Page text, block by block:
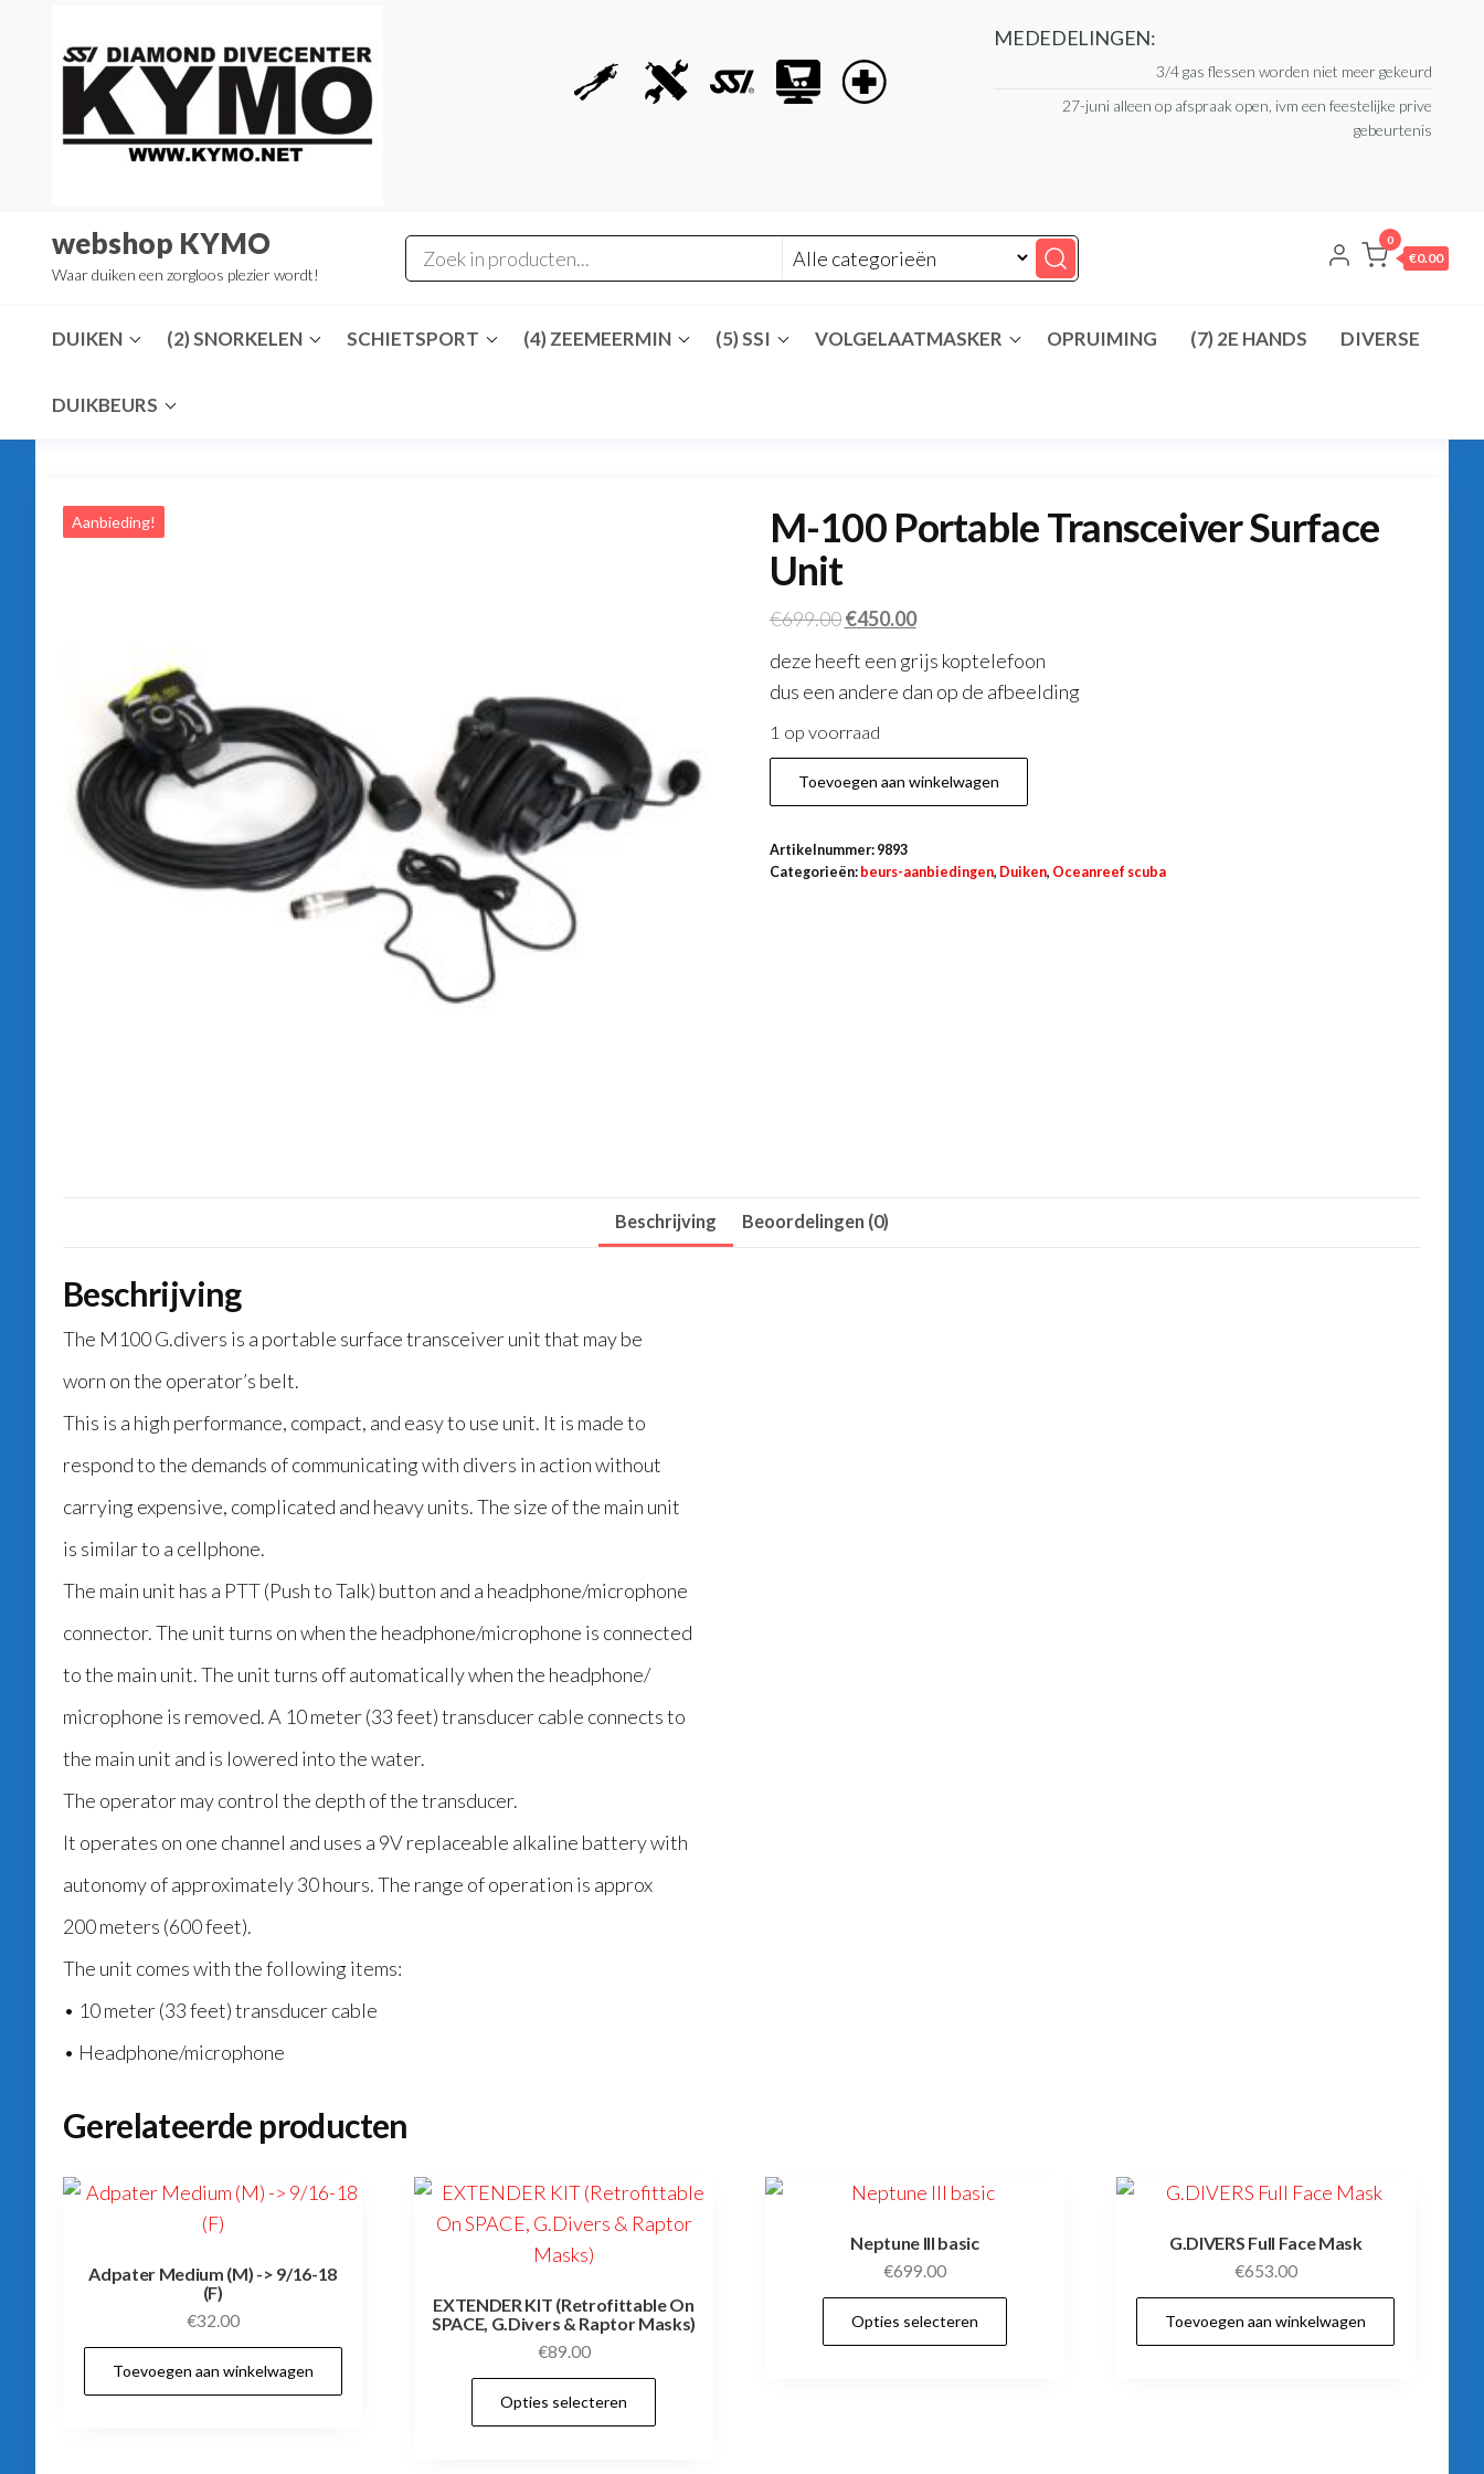
MEDEDELINGEN:
3/4 gas flessen worden niet meer gekeurd
27-juni alleen op afspraak open, ivm een feestelijke prive
gebeurtenis
webshop KYMO
Waar duiken een zorgloos plezier wordt!
0
€0.00
DUIKEN (2) SNORKELEN SCHIETSPORT (4) ZEEMEERMIN (5) SSI VOLGELAATMASKER OPRUIMING (7) 2E HANDS DIVERSE
DUIKBEURS
Aanbieding!
M-100 Portable Transceiver Surface
Unit
€699.00Oorspronkelijke
prijs
was:
€450.00Huidige
prijs
is:
€450.00.
deze heeft een grijs koptelefoon
dus een andere dan op de afbeelding
1 op voorraad
100
Transceiver
Toevoegen aan winkelwagen
Artikelnummer: 9893
Categorieën: beurs-aanbiedingen, Duiken, Oceanreef scuba
Beschrijving Beoordelingen (0)
Beschrijving
The M100 G.divers is a portable surface transceiver unit that may be
worn on the operator’s belt.
This is a high performance, compact, and easy to use unit. It is made to
respond to the demands of communicating with divers in action without
carrying expensive, complicated and heavy units. The size of the main unit
is similar to a cellphone.
The main unit has a PTT (Push to Talk) button and a headphone/microphone
connector. The unit turns on when the headphone/microphone is connected
to the main unit. The unit turns off automatically when the headphone/
microphone is removed. A 10 meter (33 feet) transducer cable connects to
the main unit and is lowered into the water.
The operator may control the depth of the transducer.
It operates on one channel and uses a 9V replaceable alkaline battery with
autonomy of approximately 30 hours. The range of operation is approx
200 meters (600 feet).
The unit comes with the following items:
• 10 meter (33 feet) transducer cable
• Headphone/microphone
Gerelateerde producten
Adpater Medium (M) -> 9/16-18
(F)
€32.00
Toevoegen aan winkelwagen
EXTENDER KIT (Retrofittable On
SPACE, G.Divers & Raptor Masks)
€89.00
Opties selecteren
Neptune III basic
€699.00
Opties selecteren
G.DIVERS Full Face Mask
€653.00
Toevoegen aan winkelwagen